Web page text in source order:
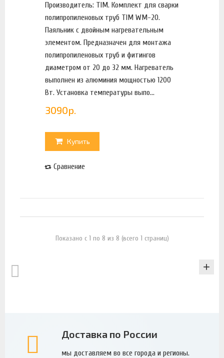
Производитель: TIM. Комплект для сварки
полипропиленовых труб TIM WM-20.
Паяльник с двойным нагревательным
элементом. Предназначен для монтажа
полипропиленовых труб и фитингов
диаметром от 20 до 32 мм. Нагреватель
выполнен из алюминия мощностью 1200
Вт. Установка температуры выпо...
3090р.
Купить
Сравнение
Показано с 1 по 8 из 8 (всего 1 страниц)
Доставка по России
мы доставляем во все города и регионы.